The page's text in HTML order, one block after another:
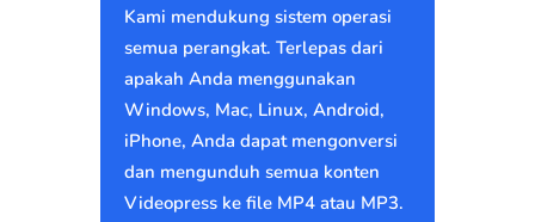
Kami mendukung sistem operasi
semua perangkat. Terlepas dari
apakah Anda menggunakan
Windows, Mac, Linux, Android,
iPhone, Anda dapat mengonversi
dan mengunduh semua konten
Videopress ke file MP4 atau MP3.